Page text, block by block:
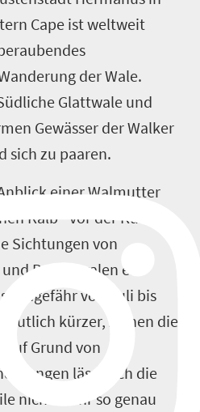
Cape ist weltweit
der Wale.
Glattwale und
Gewässer der Walker
sich zu paaren.
einer Walmutter
Kalb -­ vor der Küste
Sichtungen von
Buckelwalen ein
Ungefähr von Juli bis
kürzer, ziehen die
Grund von
lässt sich die
nicht mehr so genau